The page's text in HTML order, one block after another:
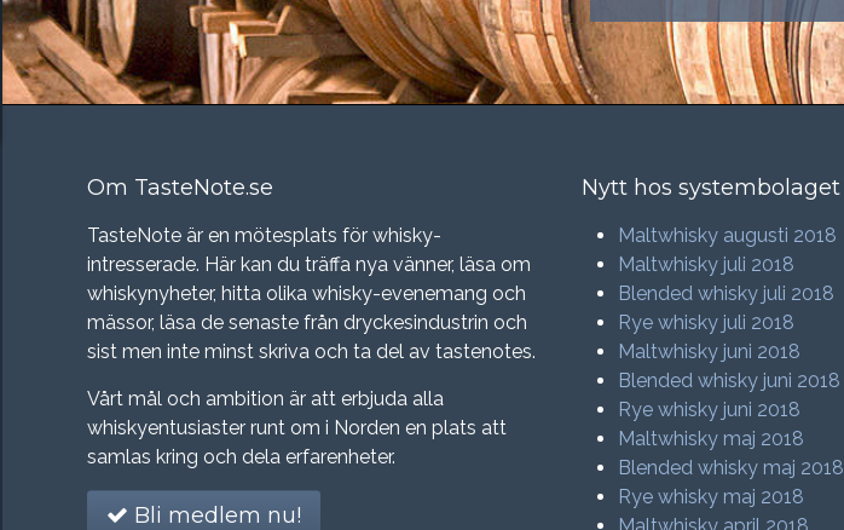
Om TasteNote.se
TasteNote är en mötesplats för whisky-
intresserade. Här kan du träffa nya vänner, läsa om
whiskynyheter, hitta olika whisky-evenemang och
mässor, läsa de senaste från dryckesindustrin och
sist men inte minst skriva och ta del av tastenotes.
Vårt mål och ambition är att erbjuda alla
whiskyentusiaster runt om i Norden en plats att
samlas kring och dela erfarenheter.
Bli medlem nu!
Nytt hos systembolaget
Maltwhisky augusti 2018
Maltwhisky juli 2018
Blended whisky juli 2018
Rye whisky juli 2018
Maltwhisky juni 2018
Blended whisky juni 2018
Rye whisky juni 2018
Maltwhisky maj 2018
Blended whisky maj 2018
Rye whisky maj 2018